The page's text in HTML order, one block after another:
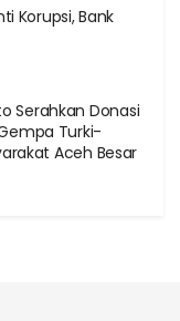
Korupsi, Bank
Serahkan Donasi
Turki-
Aceh Besar